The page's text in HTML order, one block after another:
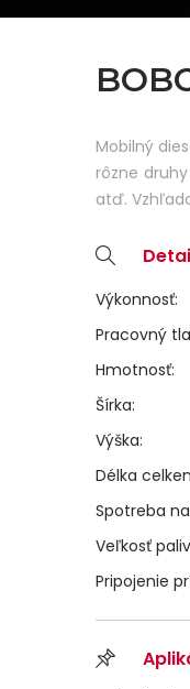
Mobilný
rôzne
atď.
Výkonnosť:
Pracovný
Hmotnosť:
Šírka:
Výška:
Délka
Spotreba
Veľkosť
Pripojenie